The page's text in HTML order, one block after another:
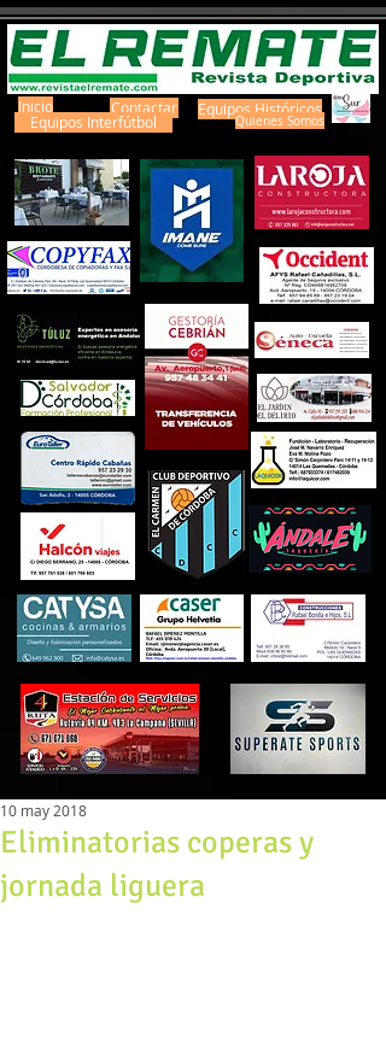
Inicio Contactar
Equipos Interfútbol
Equipos Históricos
Quienes Somos
Eliminatorias coperas y
jornada liguera
10 may 2018